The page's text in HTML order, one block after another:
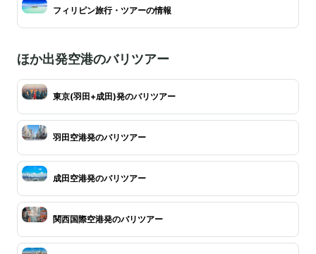
フィリピン旅行・ツアーの情報
ほか出発空港のバリツアー
東京(羽田+成田)発のバリツアー
羽田空港発のバリツアー
成田空港発のバリツアー
関西国際空港発のバリツアー